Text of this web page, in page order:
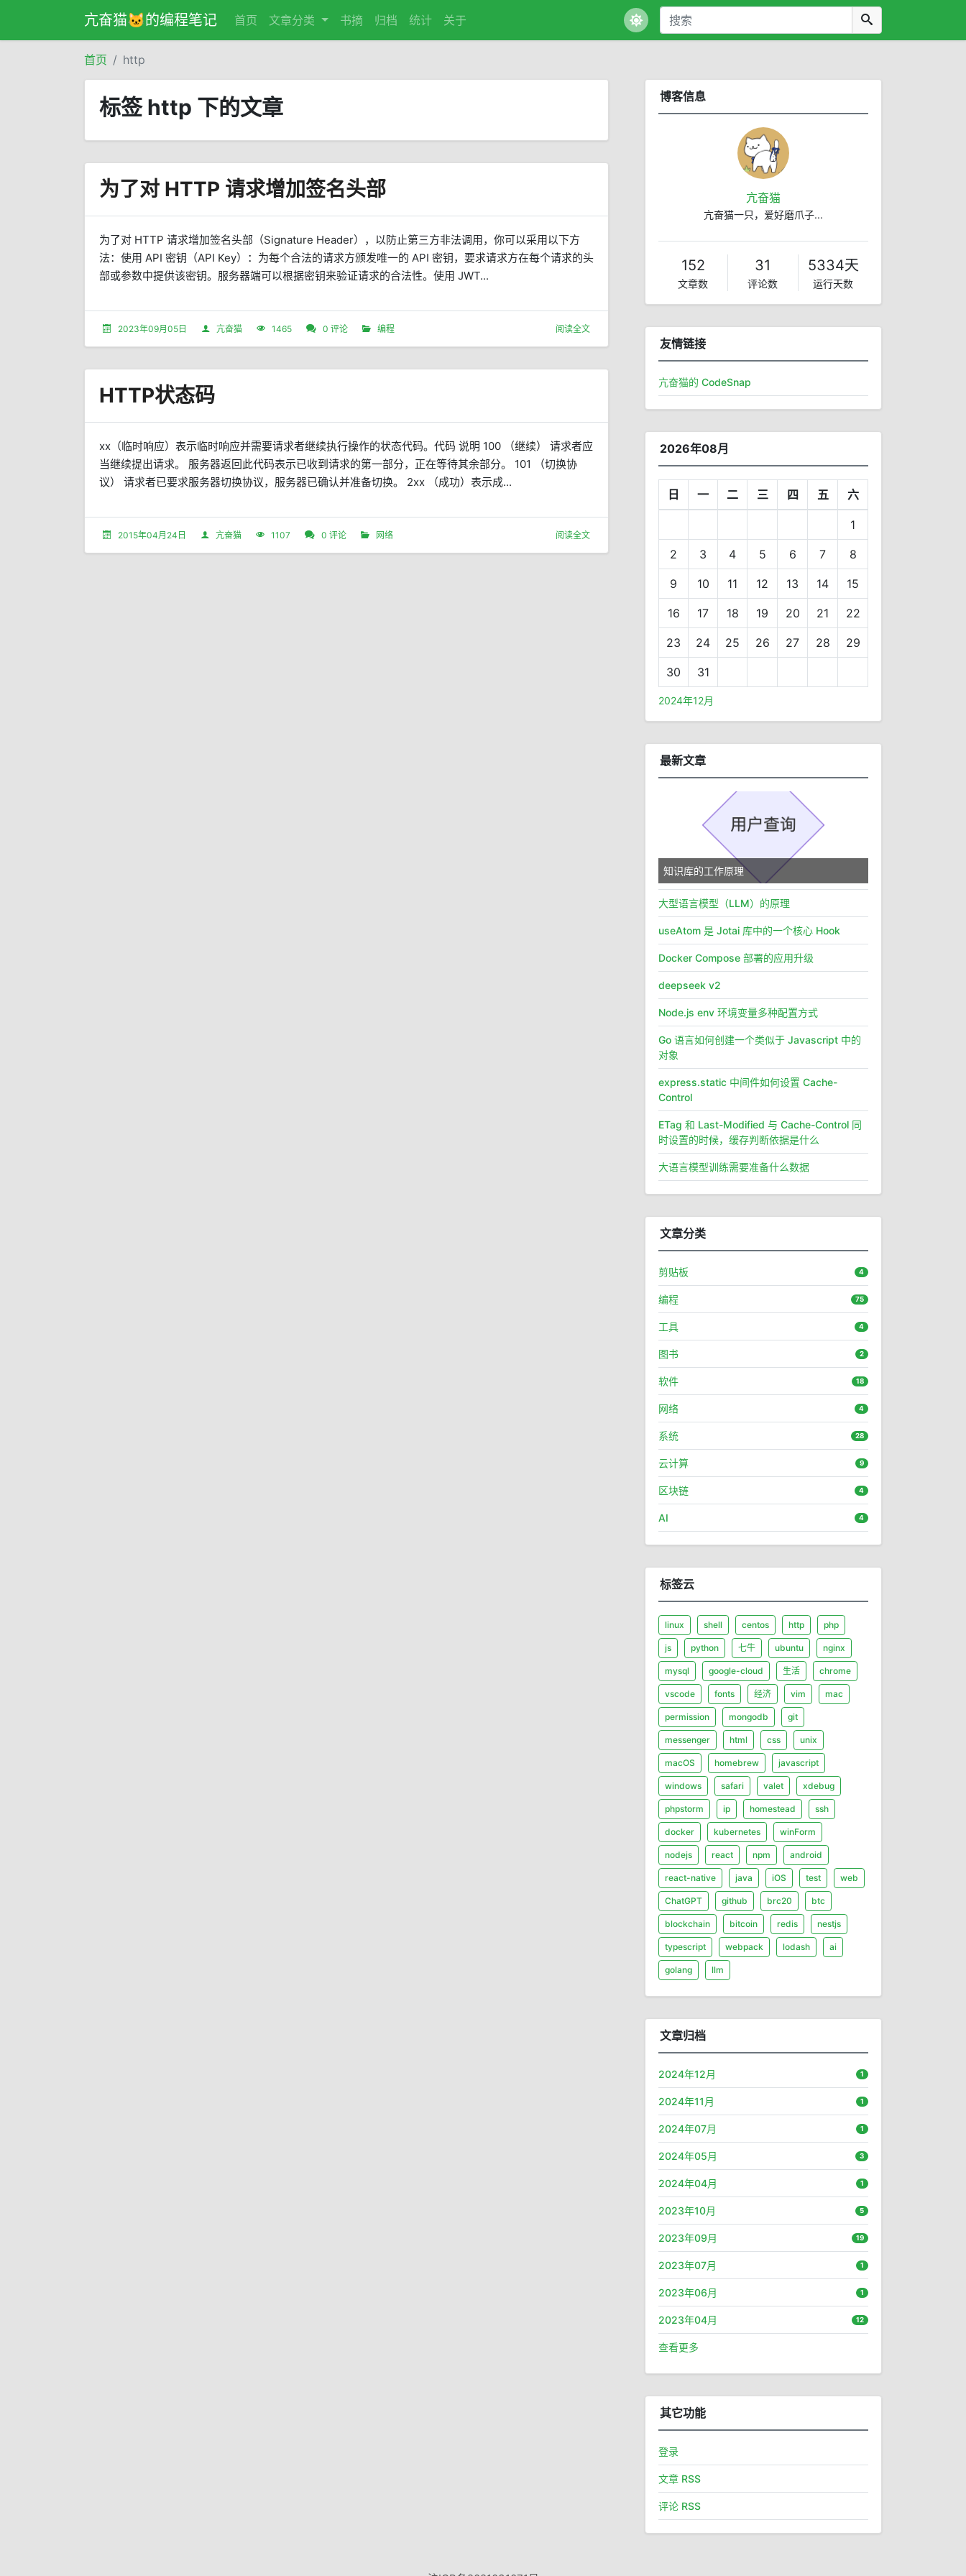
亢奋猫🐱的编程笔记 首页 文章分类 书摘 归档 统计 关于
首页 http
标签 http 下的文章
为了对 HTTP 请求增加签名头部
为了对 HTTP 请求增加签名头部（Signature Header），以防止第三方非法调用，你可以采用以下方
法：使用 API 密钥（API Key）：为每个合法的请求方颁发唯一的 API 密钥，要求请求方在每个请求的头
部或参数中提供该密钥。服务器端可以根据密钥来验证请求的合法性。使用 JWT...
2023年09月05日 亢奋猫 1465 0 评论 编程 阅读全文
HTTP状态码
xx（临时响应）表示临时响应并需要请求者继续执行操作的状态代码。代码 说明 100 （继续） 请求者应
当继续提出请求。 服务器返回此代码表示已收到请求的第一部分，正在等待其余部分。 101 （切换协
议） 请求者已要求服务器切换协议，服务器已确认并准备切换。 2xx （成功）表示成...
2015年04月24日 亢奋猫 1107 0 评论 网络 阅读全文
博客信息
亢奋猫
亢奋猫一只，爱好磨爪子...
152
文章数
31
评论数
5334天
运行天数
友情链接
亢奋猫的 CodeSnap
2026年08月
日 一 二 三 四 五 六
1
2 3 4 5 6 7 8
9 10 11 12 13 14 15
16 17 18 19 20 21 22
23 24 25 26 27 28 29
30 31
2024年12月
最新文章
知识库的工作原理
大型语言模型（LLM）的原理
useAtom 是 Jotai 库中的一个核心 Hook
Docker Compose 部署的应用升级
deepseek v2
Node.js env 环境变量多种配置方式
Go 语言如何创建一个类似于 Javascript 中的
对象
express.static 中间件如何设置 Cache-
Control
ETag 和 Last-Modified 与 Cache-Control 同
时设置的时候，缓存判断依据是什么
大语言模型训练需要准备什么数据
文章分类
剪贴板 4
编程 75
工具 4
图书 2
软件 18
网络 4
系统 28
云计算 9
区块链 4
AI 4
标签云
linux shell centos http php
js python 七牛 ubuntu nginx
mysql google-cloud 生活 chrome
vscode fonts 经济 vim mac
permission mongodb git
messenger html css unix
macOS homebrew javascript
windows safari valet xdebug
phpstorm ip homestead ssh
docker kubernetes winForm
nodejs react npm android
react-native java iOS test web
ChatGPT github brc20 btc
blockchain bitcoin redis nestjs
typescript webpack lodash ai
golang llm
文章归档
2024年12月 1
2024年11月 1
2024年07月 1
2024年05月 3
2024年04月 1
2023年10月 5
2023年09月 19
2023年07月 1
2023年06月 1
2023年04月 12
查看更多
其它功能
登录
文章 RSS
评论 RSS